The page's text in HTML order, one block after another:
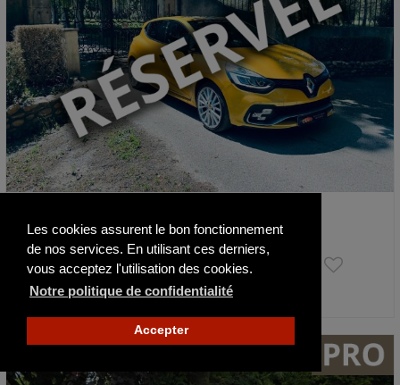
Les cookies assurent le bon fonctionnement
de nos services. En utilisant ces derniers,
vous acceptez l'utilisation des cookies.
Notre politique de confidentialité
Accepter
2018 56900 km
22 490 €
Actualisé il y a 10 jours